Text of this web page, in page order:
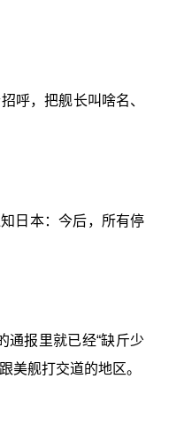
呼，把舰长叫啥名、
日本：今后，所有停
通报里就已经“缺斤少
美舰打交道的地区。